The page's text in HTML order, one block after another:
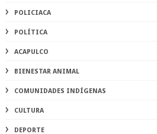
POLICIACA
POLÍTICA
ACAPULCO
BIENESTAR ANIMAL
COMUNIDADES INDÍGENAS
CULTURA
DEPORTE